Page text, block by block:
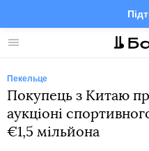
Меню
Пекельце
Покупець з Китаю
аукціоні
€1,5 мільйона